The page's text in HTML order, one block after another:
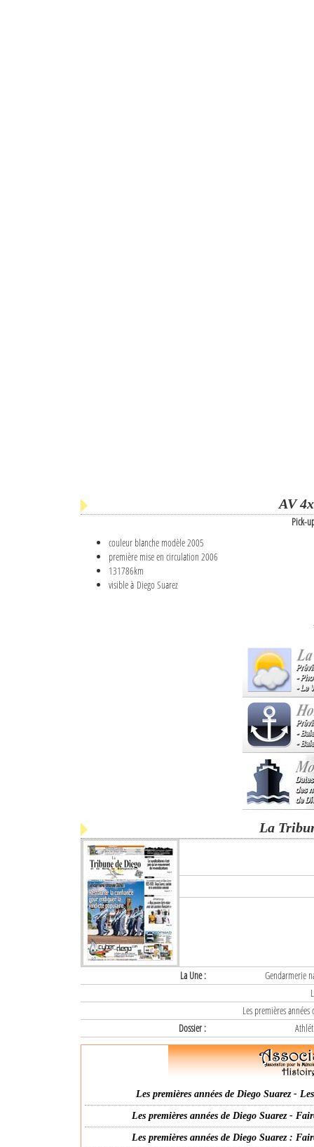
AV
Pick-
couleur blanche modèle 2005
première mise en circulation 2006
131786km
visible à Diego Suarez
La
La Une :
Gendarmerie
Les premières
Dossier :
Les premières années de Diego Suarez -
Les premières années de Diego Suarez -
Les premières années de Diego Suarez :